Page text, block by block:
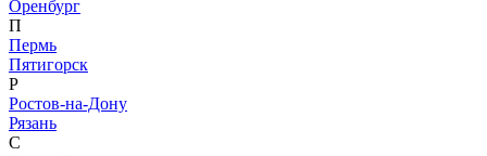
Оренбург
П
Пермь
Пятигорск
Р
Ростов-на-Дону
Рязань
С